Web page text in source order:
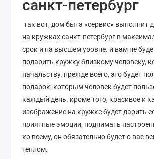
санкт-петербург
так вот, дом быта «сервис» выполнит
на кружках санкт-петербург в
срок и на высшем уровне. и вам не
подарить кружку близкому человеку,
начальству. прежде всего, это будет
подарок, которым человек будет
каждый день. кроме того, красивое и
изображение на кружке будет дарить
приятные эмоции, поднимать
ко всему, он обязательно будет о вас
теплом.